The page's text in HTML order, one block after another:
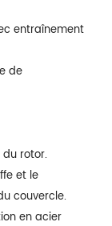
entraînement
de
rotor.
et le
couvercle.
en acier